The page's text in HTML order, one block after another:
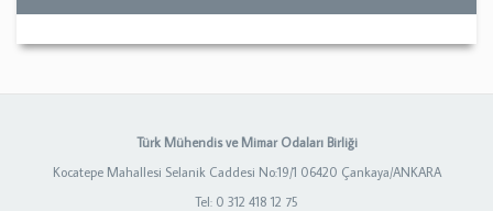
Türk Mühendis ve Mimar Odaları Birliği
Kocatepe Mahallesi Selanik Caddesi No:19/1 06420 Çankaya/ANKARA
Tel: 0 312 418 12 75